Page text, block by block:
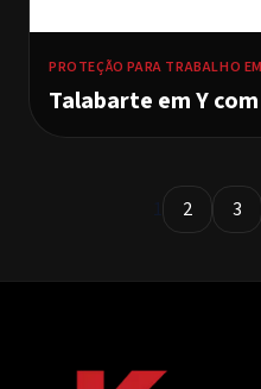
PROTEÇÃO PARA TRABALHO
Talabarte em Y
1 2 3